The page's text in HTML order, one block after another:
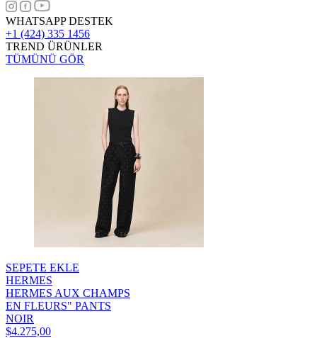
WHATSAPP DESTEK
+1 (424) 335 1456
TREND ÜRÜNLER
TÜMÜNÜ GÖR
SEPETE EKLE
HERMES
HERMES AUX CHAMPS
EN FLEURS" PANTS
NOIR
$4.275,00